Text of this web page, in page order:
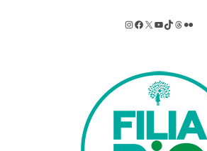
Instagram
Facebook
X Youtube
TikTok
Threads
Flickr